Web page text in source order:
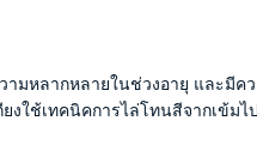
หลากหลายในช่วงอายุ และมีคว
ใช้เทคนิคการไล่โทนสีจากเข้ม